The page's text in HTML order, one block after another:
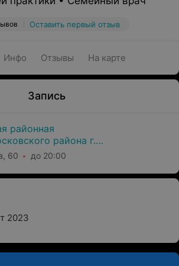
Оставить первый отзыв
Инфо Отзывы На карте
Запись
районная
района г.
60 до 20:00
2023